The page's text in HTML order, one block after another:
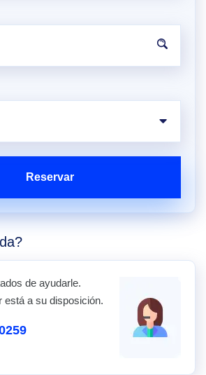
Reservar
de ayudarle.
está a su disposición.